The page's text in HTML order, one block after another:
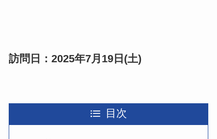
訪問日：2025年7月19日(土)
目次